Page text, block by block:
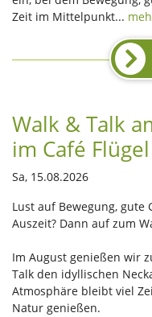
Zeit im Mittelpunkt...
Walk & Talk
im Café Flügel
Sa, 15.08.2026
Lust auf Bewegung,
Auszeit? Dann auf zum
Im August genießen wir
Talk den idyllischen
Atmosphäre bleibt viel
Natur genießen.